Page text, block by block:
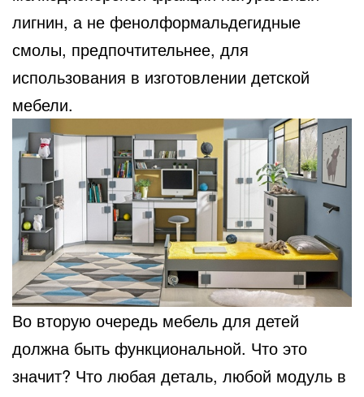
лигнин, а не фенолформальдегидные
смолы, предпочтительнее, для
использования в изготовлении детской
мебели.
Во вторую очередь мебель для детей
должна быть функциональной. Что это
значит? Что любая деталь, любой модуль в